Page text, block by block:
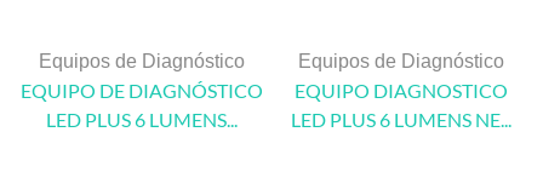
Equipos de Diagnóstico
EQUIPO DE DIAGNÓSTICO
LED PLUS 6 LUMENS...
Equipos de Diagnóstico
EQUIPO DIAGNOSTICO
LED PLUS 6 LUMENS NE...